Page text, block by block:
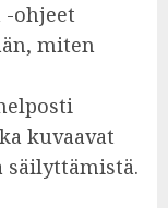
-ohjeet
miten
kuvaavat
säilyttämistä.